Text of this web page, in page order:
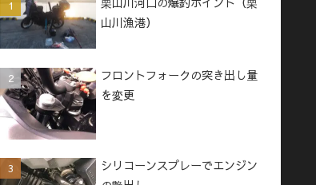
山川漁港）
フロントフォークの突き出し量
を変更
シリコーンスプレーでエンジン